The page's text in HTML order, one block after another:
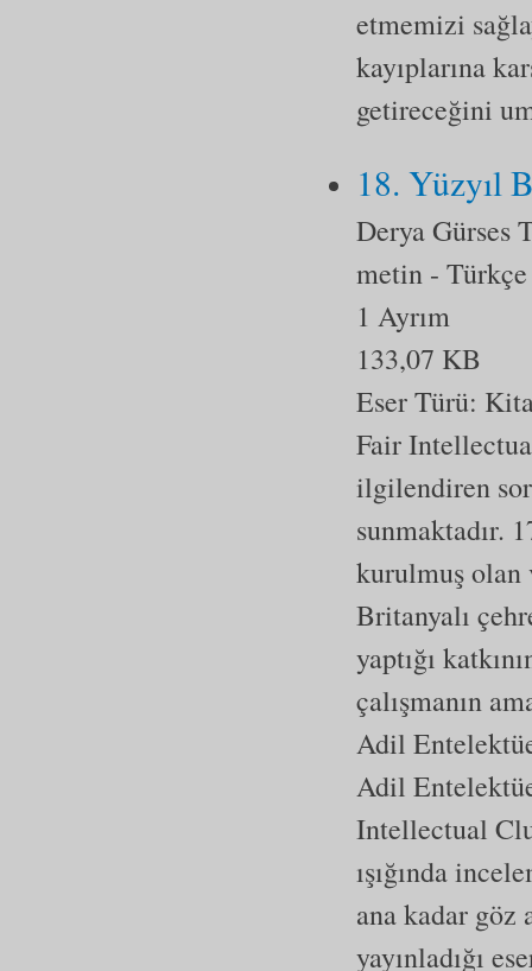
etmemizi
kayıplarına
getireceğini
18. Yüzyıl
Derya Gürses
metin - Türkçe
1 Ayrım
133,07 KB
Eser Türü:
Fair
ilgilendiren
sunmaktadır.
kurulmuş olan
Britanyalı
yaptığı
çalışmanın
Adil
Adil
Intellectual
ışığında
ana kadar göz
yayınladığı